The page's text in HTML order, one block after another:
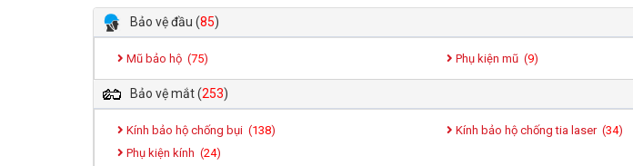
Bảo vệ đầu (85)
Mũ bảo hộ (75) Phụ kiện mũ (9)
Bảo vệ mắt(253)
Kính bảo hộ chống bụi (138) Kính bảo hộ chống tia laser (34)
Phụ kiện kính (24)